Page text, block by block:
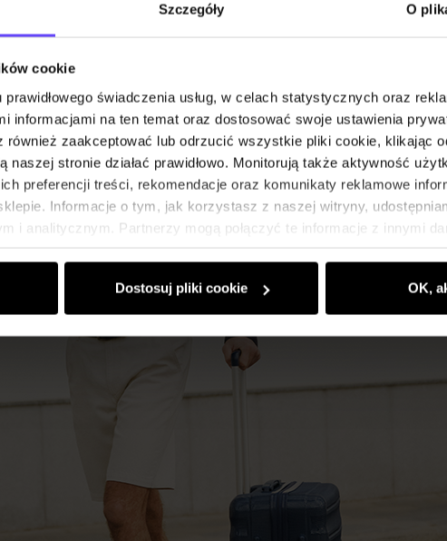
Szczegóły O
cookie
świadczenia usług, w celach statystycznych oraz
informacjami na ten temat oraz dostosować swoje ustawienia
również zaakceptować lub odrzucić wszystkie pliki cookie, klikając
naszej stronie działać prawidłowo. Monitorują także aktywność
preferencji treści, rekomendacje oraz komunikaty reklamowe
Informacje o tym, jak korzystasz z naszej witryny,
i analitycznym. Partnerzy mogą połączyć te informacje z innymi
korzystania z ich usług.
Dostosuj pliki cookie OK,